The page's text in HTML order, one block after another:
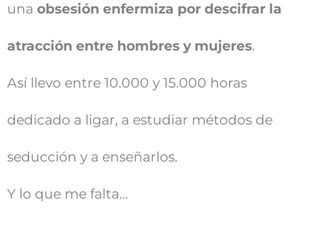
una obsesión enfermiza por descifrar la
atracción entre hombres y mujeres.
Así llevo entre 10.000 y 15.000 horas
dedicado a ligar, a estudiar métodos de
seducción y a enseñarlos.
Y lo que me falta…